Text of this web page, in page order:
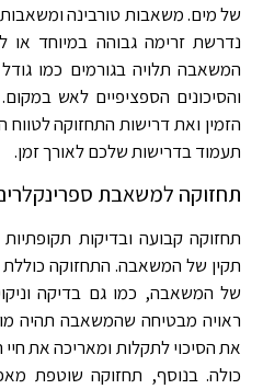
של מים. משאבות טורבינה
נדרשת זרימה גבוהה במיוחד או
המשאבה תלויה בגורמים כמו
והסיכונים הספציפיים לאש
הזמין ואת דרישות התחזוקה
תעמוד בדרישות שלכם לאורך זמן.
תחזוקה למשאבת
תחזוקה קבועה ובדיקות
תקין של המשאבה. התחזוקה כוללת
של המשאבה, כמו גם בדיקה
ראויה מבטיחה שהמשאבה תהיה
את הסיכוי לתקלות ומאריכה את
כולה. בנוסף, תחזוקה שוטפת